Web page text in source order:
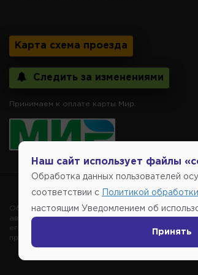
Карта схема проезда
Следить за изменениями
Принимаем к оплате карты Мир.
Обращаем внимание, указание ТОВАРНЫХ
автомобиля, то есть на потребительские
его производителе, не нарушает права
продаже, обеспечивающую возможность их
Наш сайт использует файлы
Обработка данных пользователей
соответствии с Политикой
настоящим Уведомлением об
Принять